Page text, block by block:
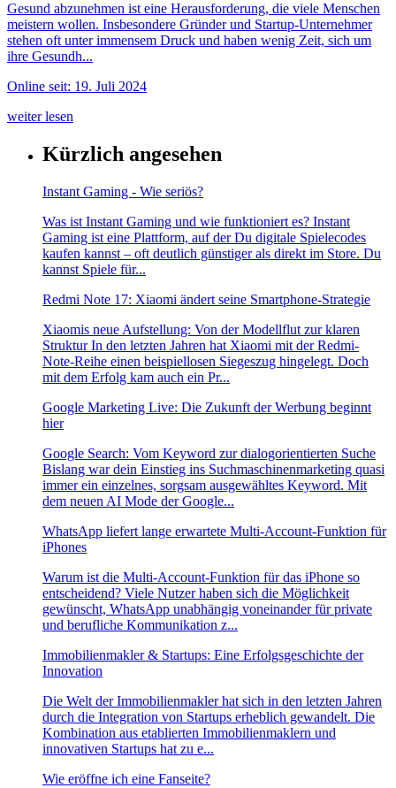
Gesund abzunehmen ist eine Herausforderung, die viele Menschen
meistern wollen. Insbesondere Gründer und Startup-Unternehmer
stehen oft unter immensem Druck und haben wenig Zeit, sich um
ihre Gesundh...
Online seit: 19. Juli 2024
weiter lesen
Kürzlich angesehen
Instant Gaming - Wie seriös?
Was ist Instant Gaming und wie funktioniert es? Instant
Gaming ist eine Plattform, auf der Du digitale Spielecodes
kaufen kannst – oft deutlich günstiger als direkt im Store. Du
kannst Spiele für...
Redmi Note 17: Xiaomi ändert seine Smartphone-Strategie
Xiaomis neue Aufstellung: Von der Modellflut zur klaren
Struktur In den letzten Jahren hat Xiaomi mit der Redmi-
Note-Reihe einen beispiellosen Siegeszug hingelegt. Doch
mit dem Erfolg kam auch ein Pr...
Google Marketing Live: Die Zukunft der Werbung beginnt
hier
Google Search: Vom Keyword zur dialogorientierten Suche
Bislang war dein Einstieg ins Suchmaschinenmarketing quasi
immer ein einzelnes, sorgsam ausgewähltes Keyword. Mit
dem neuen AI Mode der Google...
WhatsApp liefert lange erwartete Multi-Account-Funktion für
iPhones
Warum ist die Multi-Account-Funktion für das iPhone so
entscheidend? Viele Nutzer haben sich die Möglichkeit
gewünscht, WhatsApp unabhängig voneinander für private
und berufliche Kommunikation z...
Immobilienmakler & Startups: Eine Erfolgsgeschichte der
Innovation
Die Welt der Immobilienmakler hat sich in den letzten Jahren
durch die Integration von Startups erheblich gewandelt. Die
Kombination aus etablierten Immobilienmaklern und
innovativen Startups hat zu e...
Wie eröffne ich eine Fanseite?